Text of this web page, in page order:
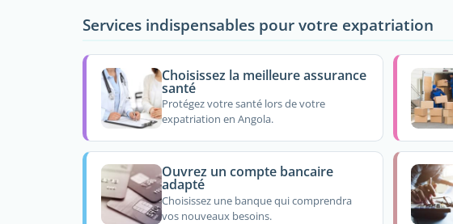
Services indispensables pour votre expatriation
Choisissez la meilleure assurance
santé
Protégez votre santé lors de votre
expatriation en Angola.
Ouvrez un compte bancaire
adapté
Choisissez une banque qui comprendra
vos nouveaux besoins.